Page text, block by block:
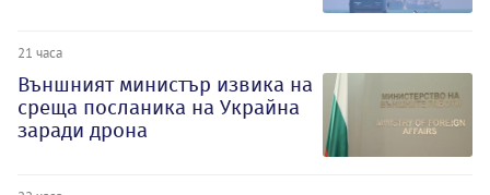
21 часа
Външният министър извика на
среща посланика на Украйна
заради дрона